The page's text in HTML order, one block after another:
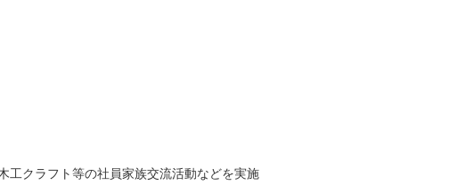
クラフト等の社員家族交流活動などを実施